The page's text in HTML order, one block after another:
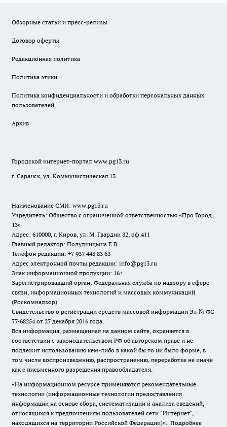
Обзорные статьи и пресс-релизы
Договор оферты
Редакционная политика
Политика этики
Политика конфиденциальности и обработки персональных данных
пользователей
Архив
Городской интернет-портал www.pg13.ru
г. Саранск, ул. Коммунистическая 13.
Наименование СМИ: www.pg13.ru
Учредитель: Общество с ограниченной ответственностью «Про Город
13»
Адрес: 610000, г. Киров, ул. М. Гвардии 82, оф.411
Главный редактор: Полудницына Е.В.
Телефон редакции: +7 937 443 83 63
Адрес электронной почты редакции: info@pg13.ru
Знак информационной продукции: 16+
Зарегистрировавший орган: Федеральная служба по надзору в сфере
связи, информационных технологий и массовых коммуникаций
(Роскомнадзор)
Свидетельство о регистрации средств массовой информации Эл № ФС
77-68254 от 27 декабря 2016 года.
Вся информация, размещенная на данном сайте, охраняется в
соответствии с законодательством РФ об авторском праве и не
подлежит использованию кем-либо в какой бы то ни было форме, в
том числе воспроизведению, распространению, переработке не иначе
как с письменного разрешения правообладателя.
«На информационном ресурсе применяются рекомендательные
технологии (информационные технологии предоставления
информации на основе сбора, систематизации и анализа сведений,
относящихся к предпочтениям пользователей сети "Интернет",
находящихся на территории Российской Федерации)». Подробнее